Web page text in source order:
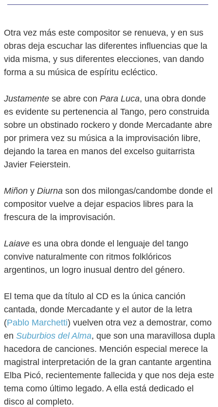
Otra vez más este compositor se renueva, y en sus
obras deja escuchar las diferentes influencias que la
vida misma, y sus diferentes elecciones, van dando
forma a su música de espíritu ecléctico.
Justamente se abre con Para Luca, una obra donde
es evidente su pertenencia al Tango, pero construida
sobre un obstinado rockero y donde Mercadante abre
por primera vez su música a la improvisación libre,
dejando la tarea en manos del excelso guitarrista
Javier Feierstein.
Miñon y Diurna son dos milongas/candombe donde el
compositor vuelve a dejar espacios libres para la
frescura de la improvisación.
Laiave es una obra donde el lenguaje del tango
convive naturalmente con ritmos folklóricos
argentinos, un logro inusual dentro del género.
El tema que da título al CD es la única canción
cantada, donde Mercadante y el autor de la letra
(Pablo Marchetti) vuelven otra vez a demostrar, como
en Suburbios del Alma, que son una maravillosa dupla
hacedora de canciones. Mención especial merece la
magistral interpretación de la gran cantante argentina
Elba Picó, recientemente fallecida y que nos deja este
tema como último legado. A ella está dedicado el
disco al completo.